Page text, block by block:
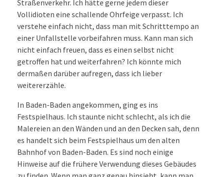
Straßenverkehr. Ich hätte gerne jedem dieser
Vollidioten eine schallende Ohrfeige verpasst. Ich
verstehe einfach nicht, dass man mit Schritttempo an
einer Unfallstelle vorbeifahren muss. Kann man sich
nicht einfach freuen, dass es einen selbst nicht
getroffen hat und weiterfahren? Ich könnte mich
dermaßen darüber aufregen, dass ich lieber
weitererzähle.
In Baden-Baden angekommen, ging es ins
Festspielhaus. Ich staunte nicht schlecht, als ich die
Malereien an den Wänden und an den Decken sah, denn
es handelt sich beim Festspielhaus um den alten
Bahnhof von Baden-Baden. Es sind noch einige
Hinweise auf die frühere Verwendung dieses Gebäudes